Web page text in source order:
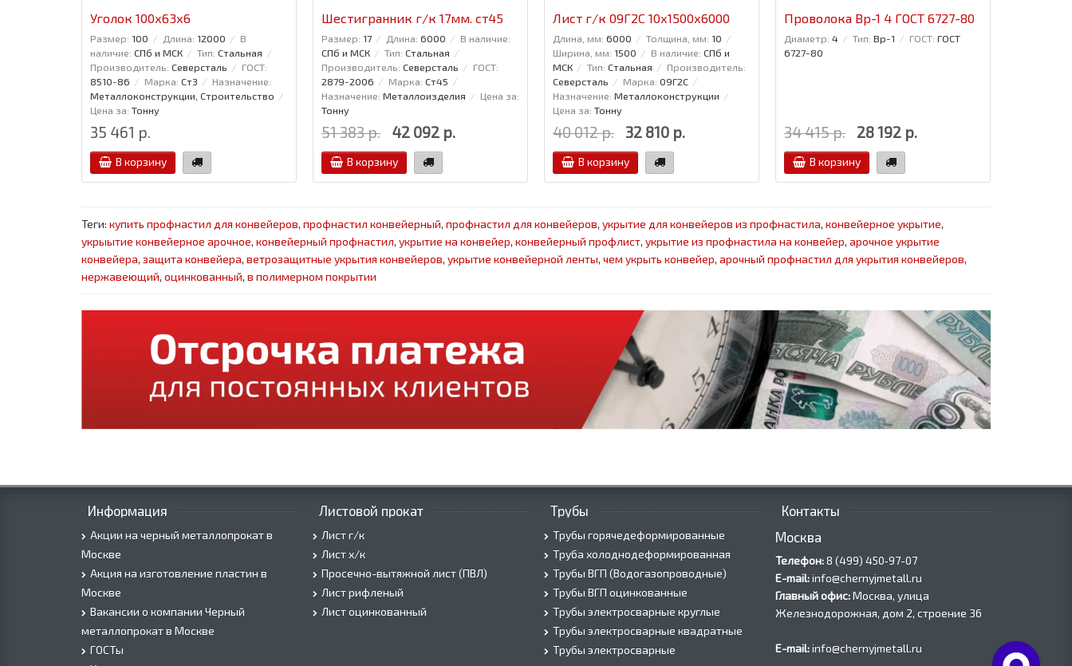
Уголок 100x63x6
Размер: 100 Длина: 12000
В
наличие: СПб и МСК Тип: Стальная
Производитель: Северсталь
ГОСТ:
8510-86
Марка: Ст3
Назначение:
Металлоконструкции, Строительство
Цена за: Тонну
35 461 р.
В корзину
Шестигранник г/к 17мм. ст45
Размер: 17 Длина: 6000
В наличие:
СПб и МСК
Тип: Стальная
Производитель: Северсталь
ГОСТ:
2879-2006
Марка: Ст45
Назначение: Металлоизделия
Цена за:
Тонну
51 383 р. 42 092 р.
В корзину
Лист г/к 09Г2С 10х1500х6000
Длина, мм: 6000 Толщина, мм: 10
Ширина, мм: 1500 В наличие: СПб и
МСК
Тип: Стальная
Производитель:
Северсталь
Марка: 09Г2С
Назначение: Металлоконструкции
Цена за: Тонну
40 012 р. 32 810 р.
В корзину
Проволока Вр-1 4 ГОСТ 6727-80
Диаметр: 4 Тип: Вр-1 ГОСТ: ГОСТ
6727-80
34 415 р. 28 192 р.
В корзину
Теги: купить профнастил для конвейеров, профнастил конвейерный, профнастил для конвейеров, укрытие для конвейеров из профнастила, конвейерное укрытие,
укрыытие конвейерное арочное, конвейерный профнастил, укрытие на конвейер, конвейерный профлист, укрытие из профнастила на конвейер, арочное укрытие
конвейера, защита конвейера, ветрозащитные укрытия конвейеров, укрытие конвейерной ленты, чем укрыть конвейер, арочный профнастил для укрытия конвейеров,
нержавеющий, оцинкованный, в полимерном покрытии
Информация
Акции на черный металлопрокат в
Москве
Акция на изготовление пластин в
Москве
Вакансии о компании Черный
металлопрокат в Москве
ГОСТы
Листовой прокат
Лист г/к
Лист х/к
Просечно-вытяжной лист (ПВЛ)
Лист рифленый
Лист оцинкованный
Трубы
Трубы горячедеформированные
Труба холоднодеформированная
Трубы ВГП (Водогазопроводные)
Трубы ВГП оцинкованные
Трубы электросварные круглые
Трубы электросварные квадратные
Трубы электросварные
Контакты
Москва
Телефон:8 (499) 450‑97-07
E-mail:info@chernyjmetall.ru
Главный офис:Москва, улица
Железнодорожная, дом 2, строение 36
E-mail:info@chernyjmetall.ru